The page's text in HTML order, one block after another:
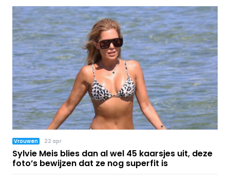
Vrouwen 22 apr
Sylvie Meis blies dan al wel 45 kaarsjes uit, deze
foto’s bewijzen dat ze nog superfit is